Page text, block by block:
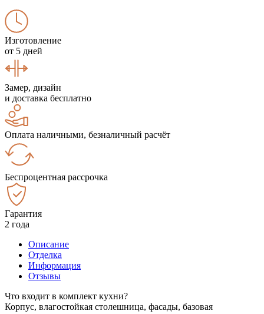
Изготовление
от 5 дней
Замер, дизайн
и доставка бесплатно
Оплата наличными, безналичный расчёт
Беспроцентная рассрочка
Гарантия
2 года
Описание
Отделка
Информация
Отзывы
Что входит в комплект кухни?
Корпус, влагостойкая столешница, фасады, базовая